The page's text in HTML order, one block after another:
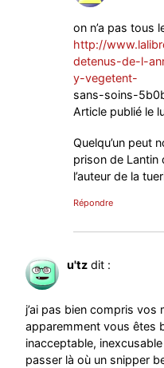
on n’a pas tous
http://
detenus-de-l-
y-vegetent-
sans-soins-
Article publié le
Quelqu’un peut
prison de Lantin
l’auteur de la
Répondre
u'tz dit :
j’ai pas bien compris vos
apparemment vous êtes
inacceptable,
passer là où un snipper